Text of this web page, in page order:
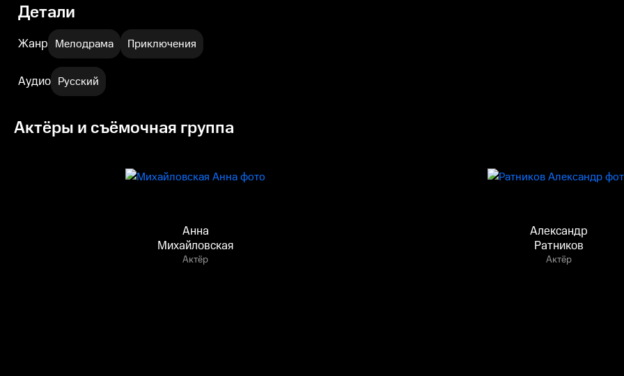
Детали
Жанр Мелодрама Приключения
Аудио Русский
Актёры и съёмочная группа
Анна
Михайловская
Актёр
Александр
Ратников
Актёр